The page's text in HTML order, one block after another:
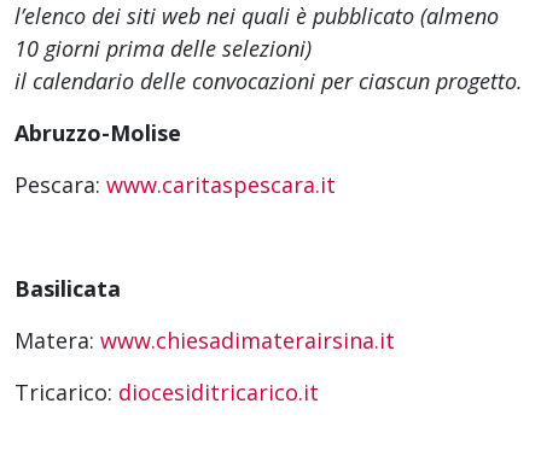
l’elenco dei siti web nei quali è pubblicato (almeno
10 giorni prima delle selezioni)
il calendario delle convocazioni per ciascun progetto.
Abruzzo-Molise
Pescara: www.caritaspescara.it
Basilicata
Matera: www.chiesadimaterairsina.it
Tricarico: diocesiditricarico.it